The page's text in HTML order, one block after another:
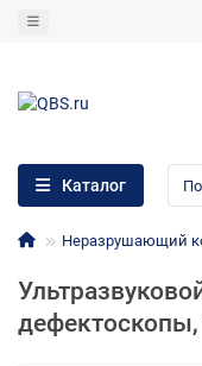
Каталог
Неразрушающий